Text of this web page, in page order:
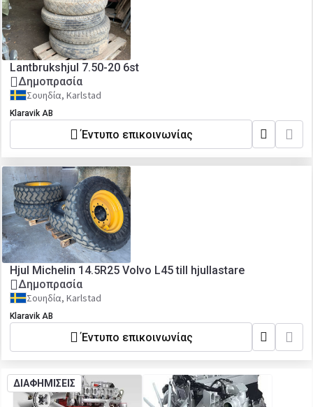
Lantbrukshjul 7.50-20 6st
Δημοπρασία
Σουηδία, Karlstad
Klaravik AB
Έντυπο επικοινωνίας
Hjul Michelin 14.5R25 Volvo L45 till hjullastare
Δημοπρασία
Σουηδία, Karlstad
Klaravik AB
Έντυπο επικοινωνίας
ΔΙΑΦΗΜΙΣΕΙΣ